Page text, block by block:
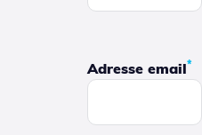
Adresse email*